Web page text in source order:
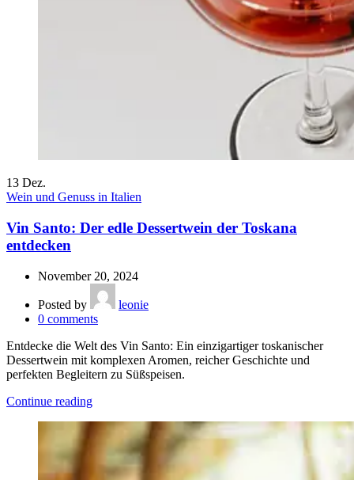
13 Dez.
Wein und Genuss in Italien
Vin Santo: Der edle Dessertwein der Toskana
entdecken
November 20, 2024
Posted by
leonie
0 comments
Entdecke die Welt des Vin Santo: Ein einzigartiger toskanischer
Dessertwein mit komplexen Aromen, reicher Geschichte und
perfekten Begleitern zu Süßspeisen.
Continue reading